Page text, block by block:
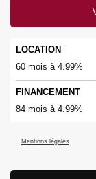
LOCATION
60 mois à 4.99%
FINANCEMENT
84 mois à 4.99%
Mentions légales